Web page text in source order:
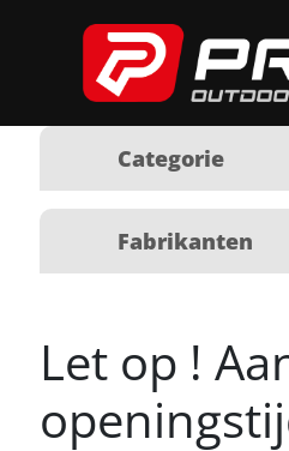
Categorie
Fabrikanten
Let op !